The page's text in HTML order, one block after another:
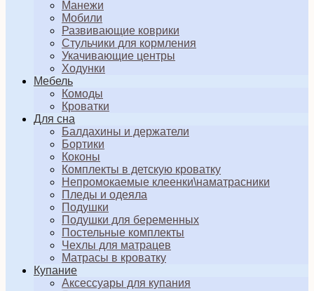
Манежи
Мобили
Развивающие коврики
Стульчики для кормления
Укачивающие центры
Ходунки
Мебель
Комоды
Кроватки
Для сна
Балдахины и держатели
Бортики
Коконы
Комплекты в детскую кроватку
Непромокаемые клеенки\наматрасники
Пледы и одеяла
Подушки
Подушки для беременных
Постельные комплекты
Чехлы для матрацев
Матрасы в кроватку
Купание
Аксессуары для купания